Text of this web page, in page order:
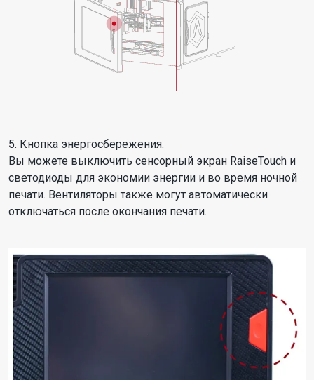
5. Кнопка энергосбережения.
Вы можете выключить сенсорный экран RaiseTouch и
светодиоды для экономии энергии и во время ночной
печати. Вентиляторы также могут автоматически
отключаться после окончания печати.